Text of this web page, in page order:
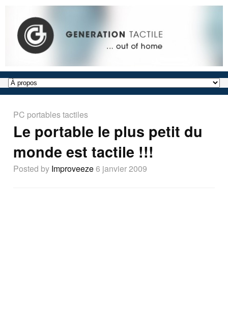
PC portables tactiles
Le portable le plus petit du
monde est tactile !!!
Posted by Improveeze6 janvier 2009